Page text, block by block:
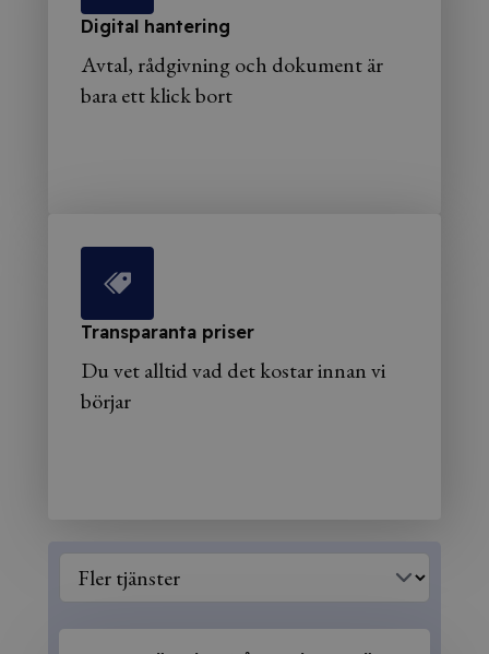
Digital hantering
Avtal, rådgivning och dokument är
bara ett klick bort
Transparanta priser
Du vet alltid vad det kostar innan vi
börjar